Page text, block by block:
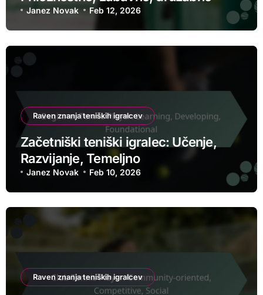
Janez Novak Feb 12, 2026
Raven znanja teniških igralcev
Začetniški teniški igralec: Učenje,
Razvijanje, Temeljno
Janez Novak Feb 10, 2026
Raven znanja teniških igralcev